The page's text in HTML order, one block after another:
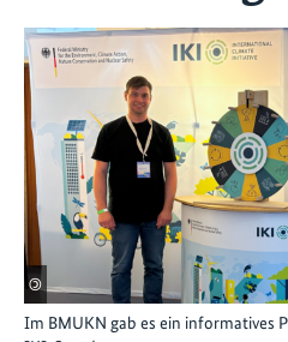
©
Im BMUKN gab es ein informatives